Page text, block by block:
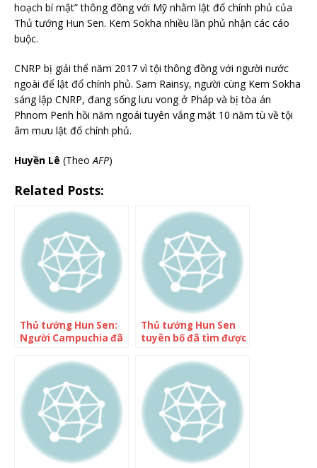
hoạch bí mật” thông đồng với Mỹ nhằm lật đổ chính phủ của
Thủ tướng Hun Sen. Kem Sokha nhiều lần phủ nhận các cáo
buộc.
CNRP bị giải thể năm 2017 vì tội thông đồng với người nước
ngoài để lật đổ chính phủ. Sam Rainsy, người cùng Kem Sokha
sáng lập CNRP, đang sống lưu vong ở Pháp và bị tòa án
Phnom Penh hồi năm ngoái tuyên vắng mặt 10 năm tù về tội
âm mưu lật đổ chính phủ.
Huyền Lê (TheoAFP)
Related Posts:
Thủ tướng Hun Sen:
Người Campuchia đã
Thủ tướng Hun Sen
tuyên bố đã tìm được